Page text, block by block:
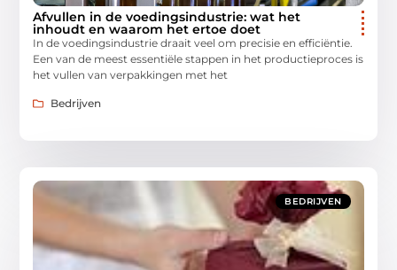
Afvullen in de voedingsindustrie: wat het
inhoudt en waarom het ertoe doet
In de voedingsindustrie draait veel om precisie en efficiëntie.
Een van de meest essentiële stappen in het productieproces is
het vullen van verpakkingen met het
Bedrijven
BEDRIJVEN